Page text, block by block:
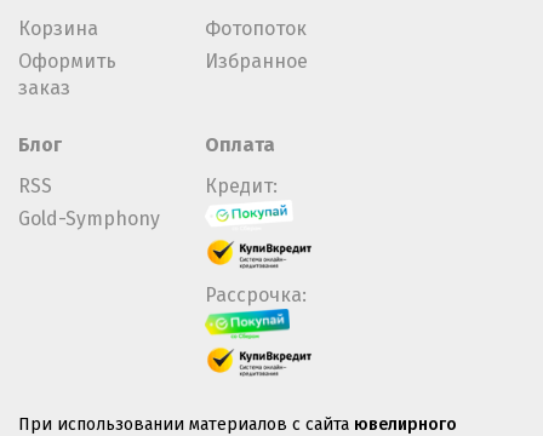
Корзина
Оформить
заказ
Фотопоток
Избранное
Блог
RSS
Gold-Symphony
Оплата
Кредит:
Рассрочка:
При использовании материалов с сайта ювелирного